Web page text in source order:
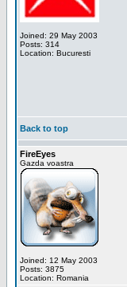
Joined: 29 May 2003
Posts: 314
Location: Bucuresti
Back to top
FireEyes
Gazda voastra
Joined: 12 May 2003
Posts: 3875
Location: Romania